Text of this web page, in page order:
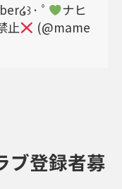
໒꒱· ﾟ
ナヒ
止
(@mame
ブ登録者募